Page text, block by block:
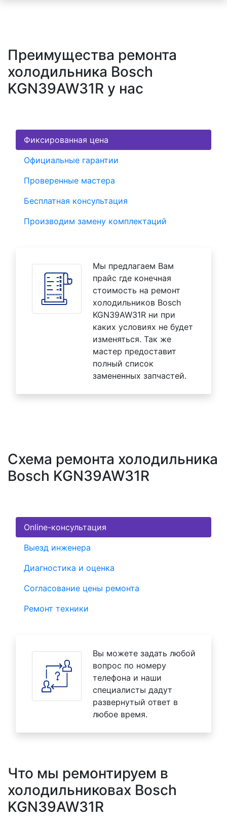
Преимущества ремонта
холодильника Bosch
KGN39AW31R у нас
Фиксированная цена
Официальные гарантии
Проверенные мастера
Бесплатная консультация
Производим замену комплектаций
Мы предлагаем Вам
прайс где конечная
стоимость на ремонт
холодильников Bosch
KGN39AW31R ни при
каких условиях не будет
изменяться. Так же
мастер предоставит
полный список
замененных запчастей.
Схема ремонта холодильника
Bosch KGN39AW31R
Online-консультация
Выезд инженера
Диагностика и оценка
Согласование цены ремонта
Ремонт техники
Вы можете задать любой
вопрос по номеру
телефона и наши
специалисты дадут
развернутый ответ в
любое время.
Что мы ремонтируем в
холодильниковах Bosch
KGN39AW31R